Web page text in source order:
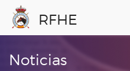
RFHE
Noticias